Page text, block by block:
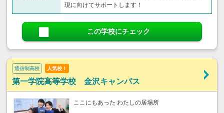
現に向けてサポートします！
この学校にチェック
通信制高校 人気校！
第一学院高等学校 金沢キャンパス
ここにもあった わたしの居場所